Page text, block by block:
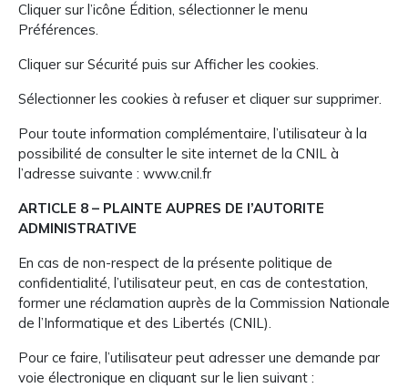
Cliquer sur l’icône Édition, sélectionner le menu
Préférences.
Cliquer sur Sécurité puis sur Afficher les cookies.
Sélectionner les cookies à refuser et cliquer sur supprimer.
Pour toute information complémentaire, l’utilisateur à la
possibilité de consulter le site internet de la CNIL à
l’adresse suivante : www.cnil.fr
ARTICLE 8 – PLAINTE AUPRES DE l’AUTORITE
ADMINISTRATIVE
En cas de non-respect de la présente politique de
confidentialité, l’utilisateur peut, en cas de contestation,
former une réclamation auprès de la Commission Nationale
de l’Informatique et des Libertés (CNIL).
Pour ce faire, l’utilisateur peut adresser une demande par
voie électronique en cliquant sur le lien suivant :